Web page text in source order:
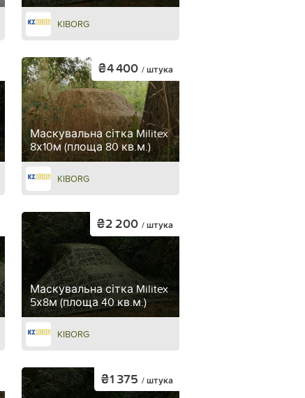
KIBORG
Маскувальна сітка Militex
8х10м (площа 80 кв.м.)
₴4 400 / штука
KIBORG
Маскувальна сітка Militex
5х8м (площа 40 кв.м.)
₴2 200 / штука
KIBORG
₴1 375 / штука